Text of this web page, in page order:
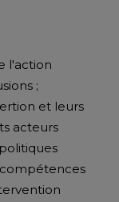
l'action
;
et leurs
acteurs